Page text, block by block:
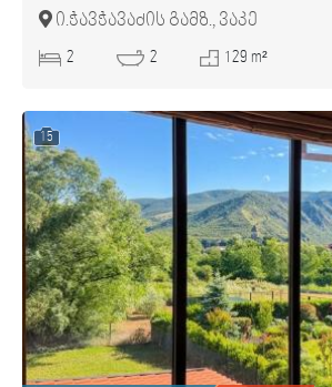
ი.ჭავჭავაძის გამზ., ვაკე
2 2 129 m²
15